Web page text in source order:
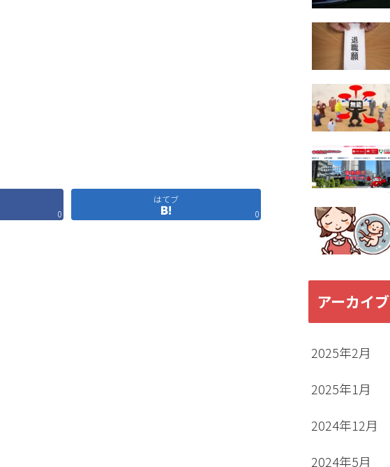
0
はてブ
0
アーカイブ
2025年2月
2025年1月
2024年12月
2024年5月